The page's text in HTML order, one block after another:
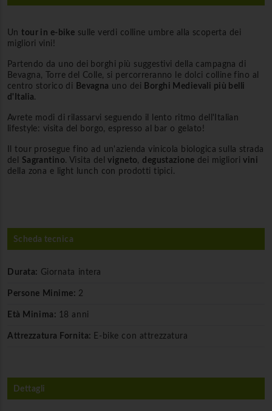
Untour in e-bike sulle verdi colline umbre alla scoperta dei
migliori vini!
Partendo da uno dei borghi più suggestivi della campagna di
Bevagna, Torre del Colle, si percorreranno le dolci colline fino al
centro storico di
Bevagna uno dei Borghi Medievali più belli
d'Italia.
Avrete modi di rilassarvi seguendo il lento ritmo dell'Italian
lifestyle: visita del borgo, espresso al bar o gelato!
Il tour prosegue fino ad un'azienda vinicola biologica sulla strada
del Sagrantino. Visita delvigneto, degustazione dei migliorivini
della zona e light lunch con prodotti tipici.
Scheda tecnica
Durata: Giornata intera
Persone Minime: 2
Età Minima: 18 anni
Attrezzatura Fornita: E-bike con attrezzatura
Dettagli